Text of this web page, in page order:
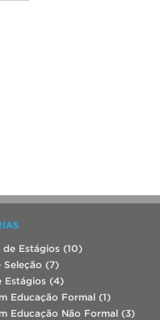
de Estágios (10)
Seleção (7)
Estágios (4)
Educação Formal (1)
Educação Não Formal (3)